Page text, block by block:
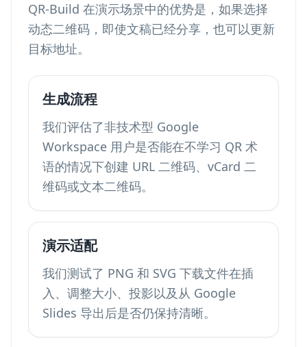
QR-Build 在演示场景中的优势是，如果选择
动态二维码，即使文稿已经分享，也可以更新
目标地址。
生成流程
我们评估了非技术型 Google
Workspace 用户是否能在不学习 QR 术
语的情况下创建 URL 二维码、vCard 二
维码或文本二维码。
演示适配
我们测试了 PNG 和 SVG 下载文件在插
入、调整大小、投影以及从 Google
Slides 导出后是否仍保持清晰。